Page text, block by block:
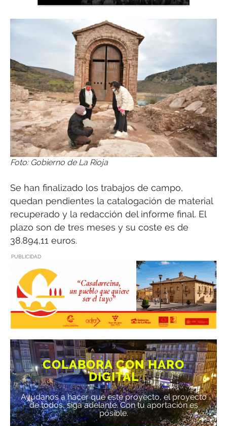
Foto: Gobierno de La Rioja
Se han finalizado los trabajos de campo,
quedan pendientes la catalogación de material
recuperado y la redacción del informe final. El
plazo son de tres meses y su coste es de
38.894,11 euros.
PUBLICIDAD
COLABORA CON HARO
DIGITAL
Ayúdanos a hacer que este proyecto, el proyecto
de todos, siga adelante. Con tu aportación es
posible.